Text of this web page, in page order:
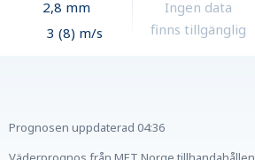
2,8 mm
3 (8) m/s
Ingen data
finns tillgänglig
Prognosen uppdaterad 04:36